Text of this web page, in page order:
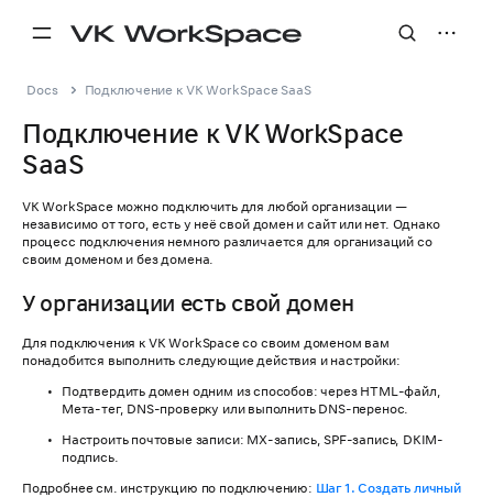
Docs Подключение к VK WorkSpace SaaS
Подключение к VK WorkSpace
SaaS
VK WorkSpacе можно подключить для любой организации —
независимо от того, есть у неё свой домен и сайт или нет. Однако
процесс подключения немного различается для организаций со
своим доменом и без домена.
У организации есть свой домен
Для подключения к VK WorkSpace со своим доменом вам
понадобится выполнить следующие действия и настройки:
Подтвердить домен одним из способов: через HTML-файл,
Мета-тег, DNS-проверку или выполнить DNS-перенос.
Настроить почтовые записи: MX-запись, SPF-запись, DKIM-
подпись.
Подробнее см. инструкцию по подключению: Шаг 1. Создать личный